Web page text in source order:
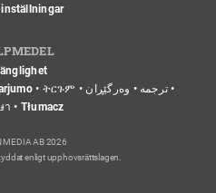
• Tłumacz
MEDIA AB 2026
enligt upphovsrättslagen.